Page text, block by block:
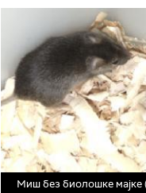
Миш без биолошке мајке